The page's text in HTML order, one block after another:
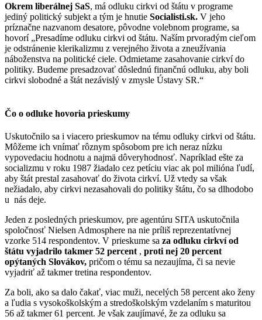
Okrem liberálnej SaS, má odluku cirkvi od štátu v programe
jediný politický subjekt a tým je hnutie Socialisti.sk. V jeho
príznačne nazvanom desatore, pôvodne volebnom programe, sa
hovorí „Presadíme odluku cirkvi od štátu. Naším prvoradým cieľom
je odstránenie klerikalizmu z verejného života a zneužívania
náboženstva na politické ciele. Odmietame zasahovanie cirkví do
politiky. Budeme presadzovať dôslednú finančnú odluku, aby boli
cirkvi slobodné a štát nezávislý v zmysle Ústavy SR.“
Čo o odluke hovoria prieskumy
Uskutočnilo sa i viacero prieskumov na tému odluky cirkvi od štátu.
Môžeme ich vnímať rôznym spôsobom pre ich neraz nízku
vypovedaciu hodnotu a najmä dôveryhodnosť. Napríklad ešte za
socializmu v roku 1987 žiadalo cez petíciu viac ak pol milióna ľudí,
aby štát prestal zasahovať do života cirkví. Už vtedy sa však
nežiadalo, aby cirkvi nezasahovali do politiky štátu, čo sa dlhodobo
u nás deje.
Jeden z posledných prieskumov, pre agentúru SITA uskutočnila
spoločnosť Nielsen Admosphere na nie príliš reprezentatívnej
vzorke 514 respondentov. V prieskume sa za odluku cirkví od
štátu vyjadrilo takmer 52 percent, proti nej 20 percent
opýtaných Slovákov, pričom o tému sa nezaujíma, či sa nevie
vyjadriť až takmer tretina respondentov.
Za boli, ako sa dalo čakať, viac muži, necelých 58 percent ako ženy
a ľudia s vysokoškolským a stredoškolským vzdelaním s maturitou
56 až takmer 61 percent. Je však zaujímavé, že za odluku sa